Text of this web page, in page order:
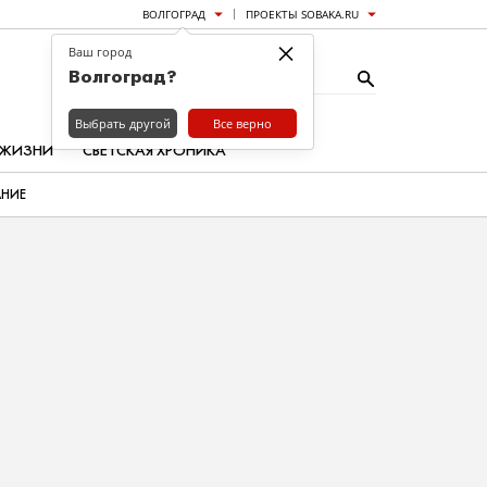
ВОЛГОГРАД ПРОЕКТЫ SOBAKA.RU
СВЕТСКАЯ ХРОНИКА
×
Ваш город
Волгоград?
Выбрать другой Все верно